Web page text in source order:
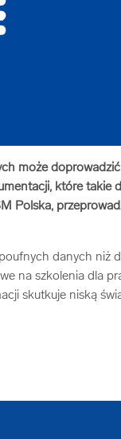
może
które takie
Polska,
danych niż
na szkolenia dla
skutkuje niską